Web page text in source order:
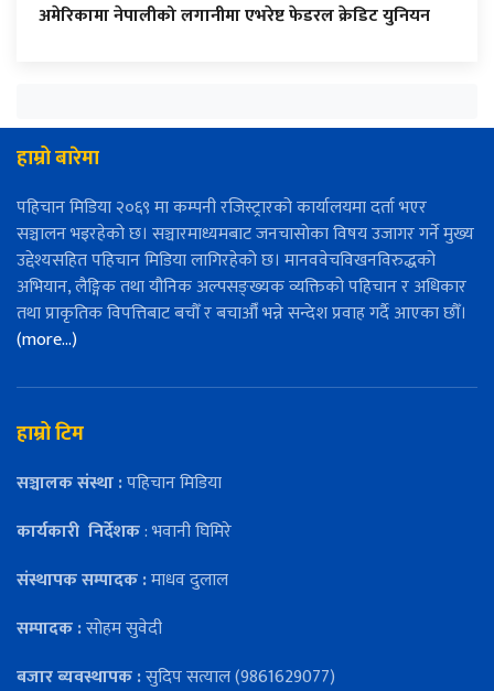
अमेरिकामा नेपालीको लगानीमा एभरेष्ट फेडरल क्रेडिट युनियन
हाम्रो बारेमा
पहिचान मिडिया २०६९ मा कम्पनी रजिस्ट्रारको कार्यालयमा दर्ता भएर
सञ्चालन भइरहेको छ। सञ्चारमाध्यमबाट जनचासोका विषय उजागर गर्ने मुख्य
उद्देश्यसहित पहिचान मिडिया लागिरहेको छ। मानववेचविखनविरुद्धको
अभियान, लैङ्गिक तथा यौनिक अल्पसङ्ख्यक व्यक्तिको पहिचान र अधिकार
तथा प्राकृतिक विपत्तिबाट बचौँ र बचाऔँ भन्ने सन्देश प्रवाह गर्दै आएका छौँ।
(more…)
हाम्रो टिम
सञ्चालक संस्था :पहिचान मिडिया
कार्यकारी निर्देशक: भवानी घिमिरे
संस्थापक सम्पादक :माधव दुलाल
सम्पादक :सोहम सुवेदी
बजार ब्यवस्थापक :सुदिप सत्याल (9861629077)